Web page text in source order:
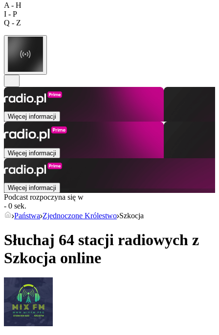
A - H
I - P
Q - Z
Więcej informacji
Więcej informacji
Więcej informacji
Podcast rozpoczyna się w
- 0 sek.
Państwa Zjednoczone Królestwo Szkocja
Słuchaj 64 stacji radiowych z
Szkocja online